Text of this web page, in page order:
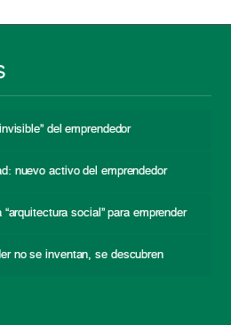
del emprendedor
nuevo activo del emprendedor
social” para emprender
no se inventan, se descubren